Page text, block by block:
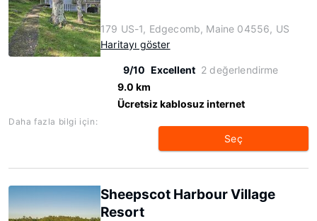
179 US-1, Edgecomb, Maine 04556, US
Haritayı göster
9/10 Excellent 2 değerlendirme
9.0 km
Ücretsiz kablosuz internet
Daha fazla bilgi için:
Seç
Sheepscot Harbour Village
Resort